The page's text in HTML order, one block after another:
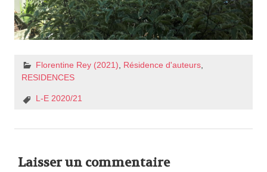
Florentine Rey (2021) Résidence d'auteurs,
RESIDENCES
L-E 2020/21
Laisser un commentaire